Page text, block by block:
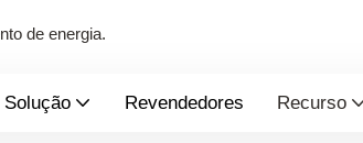
de energia.
Solução Revendedores Recurso